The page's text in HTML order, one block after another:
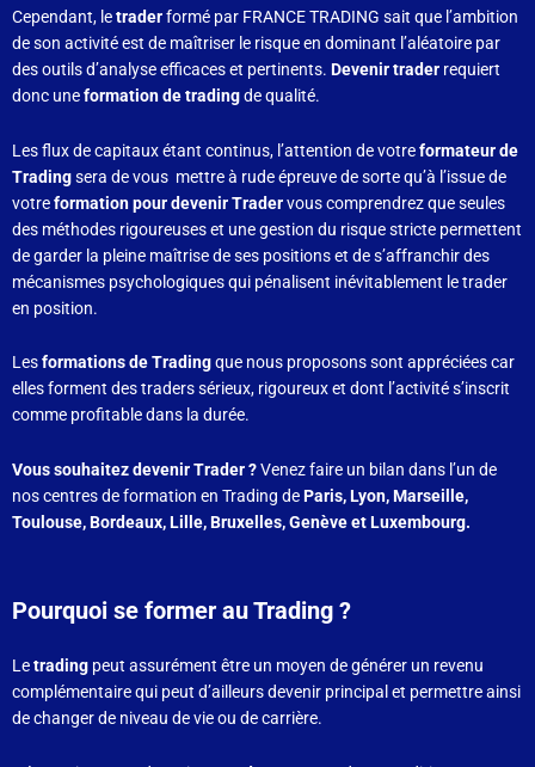
Cependant, letraderformé par FRANCE TRADING sait que l’ambition
de son activité est de maîtriser le risque en dominant l’aléatoire par
des outils d’analyse efficaces et pertinents. Devenir trader requiert
donc uneformation de tradingde qualité.
Les flux de capitaux étant continus, l’attention de votreformateur de
Tradingsera de vous mettre à rude épreuve de sorte qu’à l’issue de
votreformation pour devenir Tradervous comprendrez que seules
des méthodes rigoureuses et une gestion du risque stricte permettent
de garder la pleine maîtrise de ses positions et de s’affranchir des
mécanismes psychologiques qui pénalisent inévitablement le trader
en position.
Lesformations de Tradingque nous proposons sont appréciées car
elles forment des traders sérieux, rigoureux et dont l’activité s’inscrit
comme profitable dans la durée.
Vous souhaitez devenir Trader ?Venez faire un bilan dans l’un de
nos centres de formation en Trading deParis, Lyon, Marseille,
Toulouse, Bordeaux, Lille, Bruxelles, Genève et Luxembourg.
Pourquoi se former au Trading ?
Letrading peut assurément être un moyen de générer un revenu
complémentaire qui peut d’ailleurs devenir principal et permettre ainsi
de changer de niveau de vie ou de carrière.